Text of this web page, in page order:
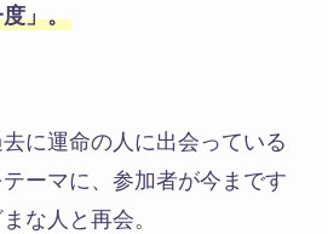
」。
去に運命の人に出会っている
ーマに、参加者が今まです
な人と再会。